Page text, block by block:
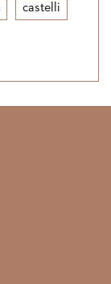
castelli